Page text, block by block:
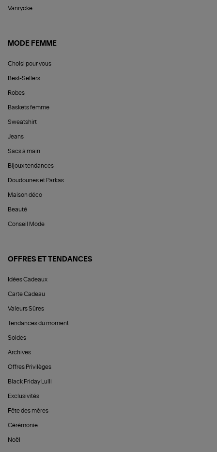
Vanrycke
MODE FEMME
Choisi pour vous
Best-Sellers
Robes
Baskets femme
Sweatshirt
Jeans
Sacs à main
Bijoux tendances
Doudounes et Parkas
Maison déco
Beauté
Conseil Mode
OFFRES ET TENDANCES
Idées Cadeaux
Carte Cadeau
Valeurs Sûres
Tendances du moment
Soldes
Archives
Offres Privilèges
Black Friday Lulli
Exclusivités
Fête des mères
Cérémonie
Noël